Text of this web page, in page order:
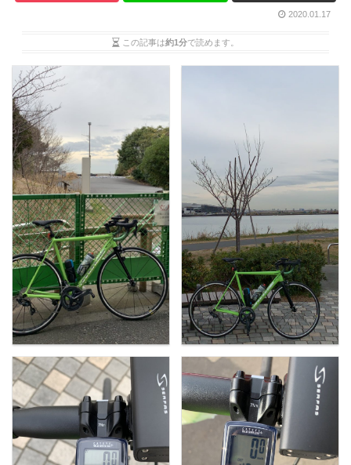
2020.01.17
この記事は約1分で読めます。